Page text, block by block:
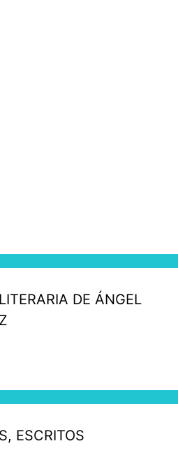
DE ÁNGEL
ESCRITOS